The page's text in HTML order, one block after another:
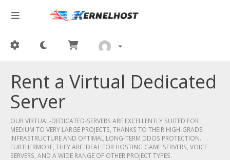
Rent a Virtual Dedicated
Server
OUR VIRTUAL-DEDICATED-SERVERS ARE EXCELLENTLY SUITED FOR
MEDIUM TO VERY LARGE PROJECTS, THANKS TO THEIR HIGH-GRADE
INFRASTRUCTURE AND OPTIMAL LONG-TERM DDOS PROTECTION.
FURTHERMORE, THEY ARE IDEAL FOR HOSTING GAME SERVERS, VOICE
SERVERS, AND A WIDE RANGE OF OTHER PROJECT TYPES.